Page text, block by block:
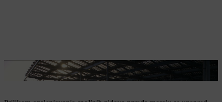
Ozelenjavanje zgrada je veoma zahtevno.